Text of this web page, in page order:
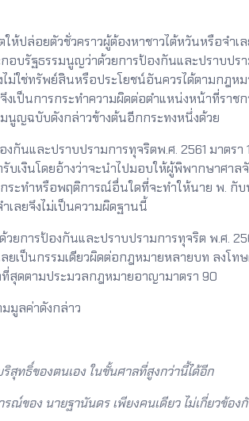
ยตัวชั่วคราวผู้ต้องหาชาวไต้หวันหรือจำเล
รัฐธรรมนูญว่าด้วยการป้องกันและปราบปรา
ม่ใช่ทรัพย์สินหรือประโยชน์อันควรได้ตามกฎ
ป็นการกระทำความผิดต่อตำแหน่งหน้าที่ราช
นูญฉบับดังกล่าวข้างต้นอีกกระทงหนึ่งด้วย
ะปราบปรามการทุจริตพ.ศ. 2561 มาตรา
บเงินโดยอ้างว่าจะนำไปมอบให้ผู้พิพากษาศา
ะทำหรือพฤติการณ์อื่นใดที่จะทำให้นาย พ. กับ
เลยจึงไม่เป็นความผิดฐานนี้
ป้องกันและปราบปรามการทุจริต พ.ศ.
ลยเป็นกรรมเดียวผิดต่อกฎหมายหลายบท ลง
สุดตามประมวลกฎหมายอาญามาตรา 90
ลค่าดังกล่าว
ทธิ์ของตนเอง ในชั้นศาลที่สูงกว่านี้ได้อีก
อง นายฐานันดร เพียงคนเดียว ไม่เกี่ยวข้อง